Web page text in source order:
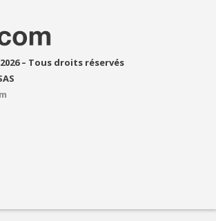
– Tous droits réservés